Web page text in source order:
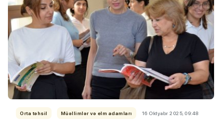
Orta təhsil Müəllimlər və elm adamları 16 Oktyabr 2025, 09:48